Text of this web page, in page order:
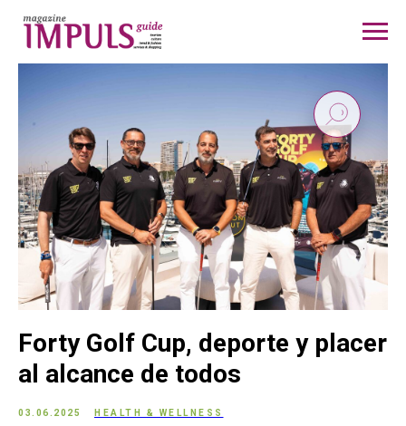
Forty Golf Cup, deporte y placer
al alcance de todos
03.06.2025 HEALTH & WELLNESS